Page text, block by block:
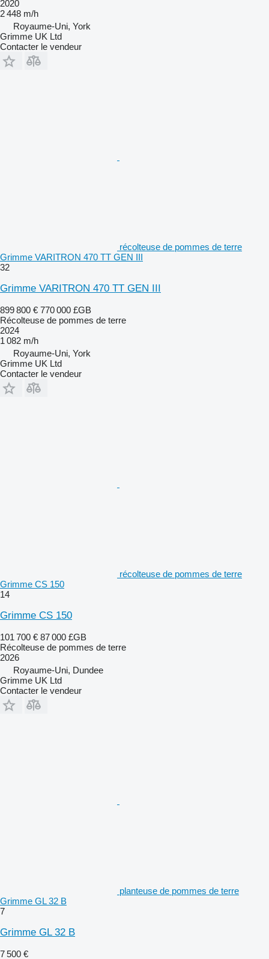
2020
2 448 m/h
Royaume-Uni, York
Grimme UK Ltd
Contacter le vendeur
récolteuse de pommes de terre
Grimme VARITRON 470 TT GEN III
32
Grimme VARITRON 470 TT GEN III
899 800 € 770 000 £GB
Récolteuse de pommes de terre
2024
1 082 m/h
Royaume-Uni, York
Grimme UK Ltd
Contacter le vendeur
récolteuse de pommes de terre
Grimme CS 150
14
Grimme CS 150
101 700 € 87 000 £GB
Récolteuse de pommes de terre
2026
Royaume-Uni, Dundee
Grimme UK Ltd
Contacter le vendeur
planteuse de pommes de terre
Grimme GL 32 B
7
Grimme GL 32 B
7 500 €